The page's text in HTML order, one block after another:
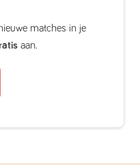
matches in je
aan.